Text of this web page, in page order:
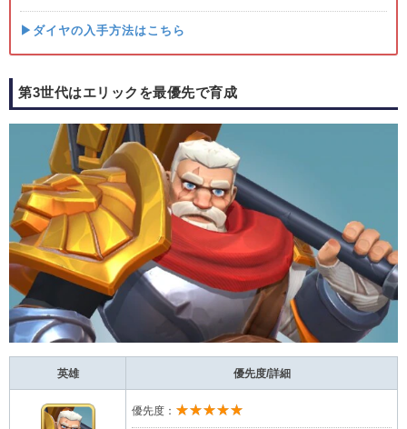
▶ダイヤの入手方法はこちら
第3世代はエリックを最優先で育成
英雄 優先度/詳細
優先度： ★★★★★